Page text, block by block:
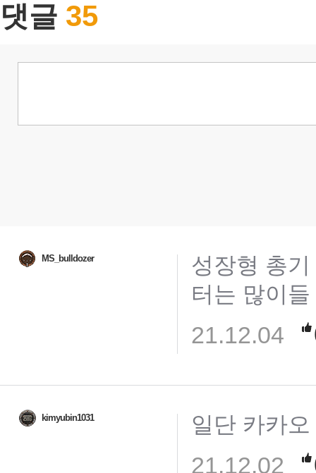
댓글 35
MS_bulldozer
성장형 총
터는 많이
21.12.04
kimyubin1031 일단 카카
21.12.02